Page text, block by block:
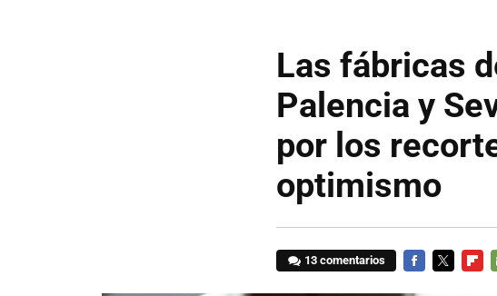
Las fábricas
Palencia y
por los
optimismo
13 comentarios